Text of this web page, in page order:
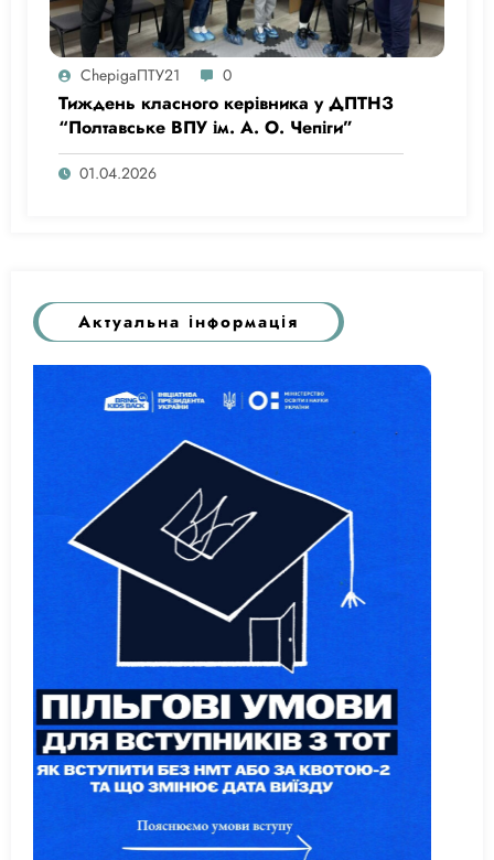
ChepigaПТУ21 0
Тиждень класного керівника у ДПТНЗ
“Полтавське ВПУ ім. А. О. Чепіги”
01.04.2026
Актуальна інформація
ЧОРНОБИЛЬ 40 РОКІВ…
Державний професійно-технічний навчальний
"Полтавське вище професійне училище ім.
А.О. Чепіги"